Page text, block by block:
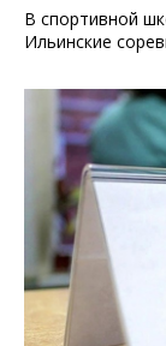
В спортивной
Ильинские